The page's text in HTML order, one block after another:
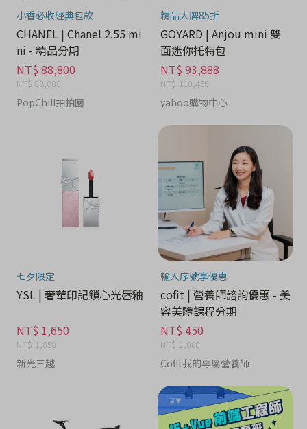
小香必收經典包款
CHANEL | Chanel 2.55 mi
ni - 精品分期
NT$ 88,800
NT$ 88,800
PopChill拍拍圈
精品大牌85折
GOYARD | Anjou mini 雙
面迷你托特包
NT$ 93,888
NT$ 110,456
yahoo購物中心
七夕限定
YSL | 奢華印記鎖心光唇釉
NT$ 1,650
NT$ 1,650
新光三越
輸入序號享優惠
cofit | 營養師諮詢優惠 - 美
容美體課程分期
NT$ 450
NT$ 2,000
Cofit我的專屬營養師